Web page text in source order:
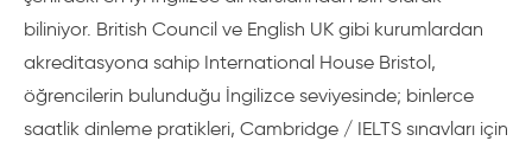
biliniyor. British Council ve English UK gibi kurumlardan
akreditasyona sahip International House Bristol,
öğrencilerin bulunduğu İngilizce seviyesinde; binlerce
saatlik dinleme pratikleri, Cambridge / IELTS sınavları için